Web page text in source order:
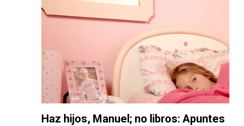
Haz hijos, Manuel; no libros: Apuntes